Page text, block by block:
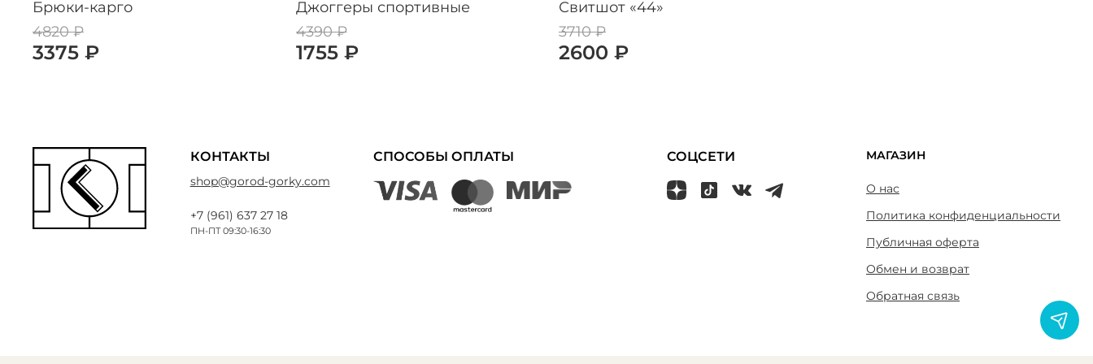
Брюки-карго
4820 ₽
3375 ₽
Джоггеры спортивные
4390 ₽
1755 ₽
Свитшот «‎44»
3710 ₽
2600 ₽
КОНТАКТЫ
shop@gorod-gorky.com
+7 (961) 637 27 18
ПН-ПТ 09:30-16:30
СПОСОБЫ ОПЛАТЫ СОЦСЕТИ МАГАЗИН
О нас
Политика конфиденциальности
Публичная оферта
Обмен и возврат
Обратная связь